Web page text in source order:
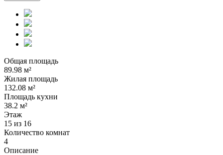
Общая площадь
89.98 м²
Жилая площадь
132.08 м²
Площадь кухни
38.2 м²
Этаж
15 из 16
Количество комнат
4
Описание